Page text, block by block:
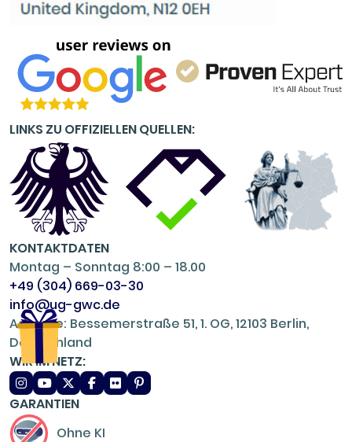
LINKS ZU OFFIZIELLEN QUELLEN:
KONTAKTDATEN
Montag – Sonntag 8:00 – 18.00
+49 (304) 669-03-30
info@ug-gwc.de
Adresse: Bessemerstraße 51, 1. OG, 12103 Berlin,
Deutschland
WIR IM NETZ:
GARANTIEN
Ohne KI